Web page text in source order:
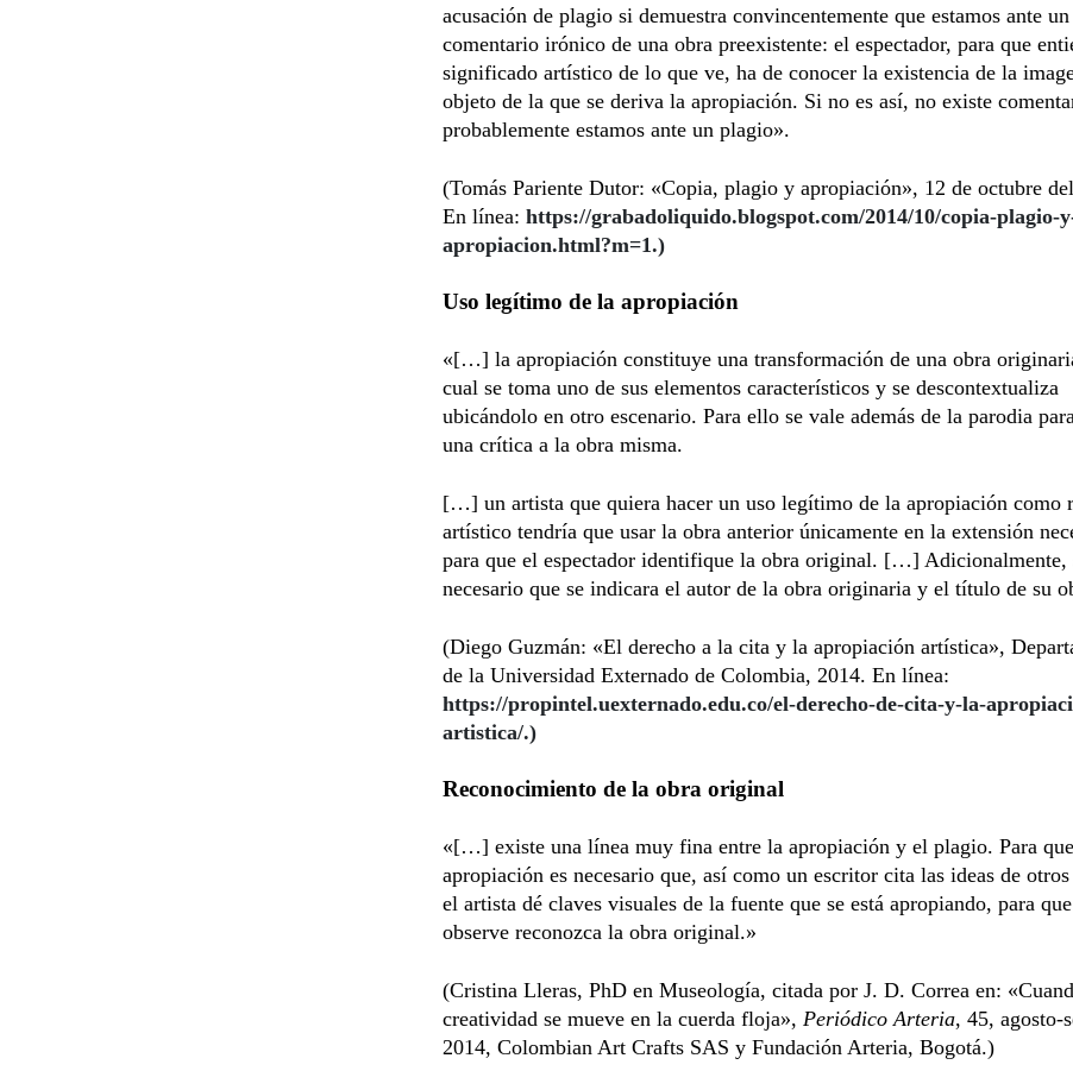
acusación de plagio si demuestra convincentemente que estamos ante un
comentario irónico de una obra preexistente: el espectador, para que
significado artístico de lo que ve, ha de conocer la existencia de la
objeto de la que se deriva la apropiación. Si no es así, no existe
probablemente estamos ante un plagio».
(Tomás Pariente Dutor: «Copia, plagio y apropiación», 12 de octubre
En línea: https://grabadoliquido.blogspot.com/2014/10/copia-plagio-
apropiacion.html?m=1.)
Uso legítimo de la apropiación
«[…] la apropiación constituye una transformación de una obra
cual se toma uno de sus elementos característicos y se descontextualiza
ubicándolo en otro escenario. Para ello se vale además de la parodia
una crítica a la obra misma.
[…] un artista que quiera hacer un uso legítimo de la apropiación como
artístico tendría que usar la obra anterior únicamente en la extensión
para que el espectador identifique la obra original. […] Adicionalmente,
necesario que se indicara el autor de la obra originaria y el título de su
(Diego Guzmán: «El derecho a la cita y la apropiación artística»,
de la Universidad Externado de Colombia, 2014. En línea:
https://propintel.uexternado.edu.co/el-derecho-de-cita-y-la-
artistica/.)
Reconocimiento de la obra original
«[…] existe una línea muy fina entre la apropiación y el plagio. Para
apropiación es necesario que, así como un escritor cita las ideas de otros
el artista dé claves visuales de la fuente que se está apropiando, para
observe reconozca la obra original.»
(Cristina Lleras, PhD en Museología, citada por J. D. Correa en:
creatividad se mueve en la cuerda floja», Periódico Arteria, 45, agosto-
2014, Colombian Art Crafts SAS y Fundación Arteria, Bogotá.)